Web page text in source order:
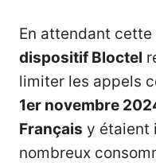
En attendant
dispositif Bloctel
limiter les appels
1er novembre
Français y étaient
nombreux